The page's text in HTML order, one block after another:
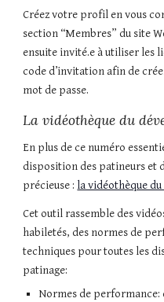
Créez votre profil en vous
section “Membres” du site
ensuite invité.e à utiliser les
code d’invitation afin de
mot de passe.
La vidéothèque du
En plus de ce numéro
disposition des patineurs et
précieuse : la vidéothèque
Cet outil rassemble des
habiletés, des normes de
techniques pour toutes les
patinage:
Normes de performance: